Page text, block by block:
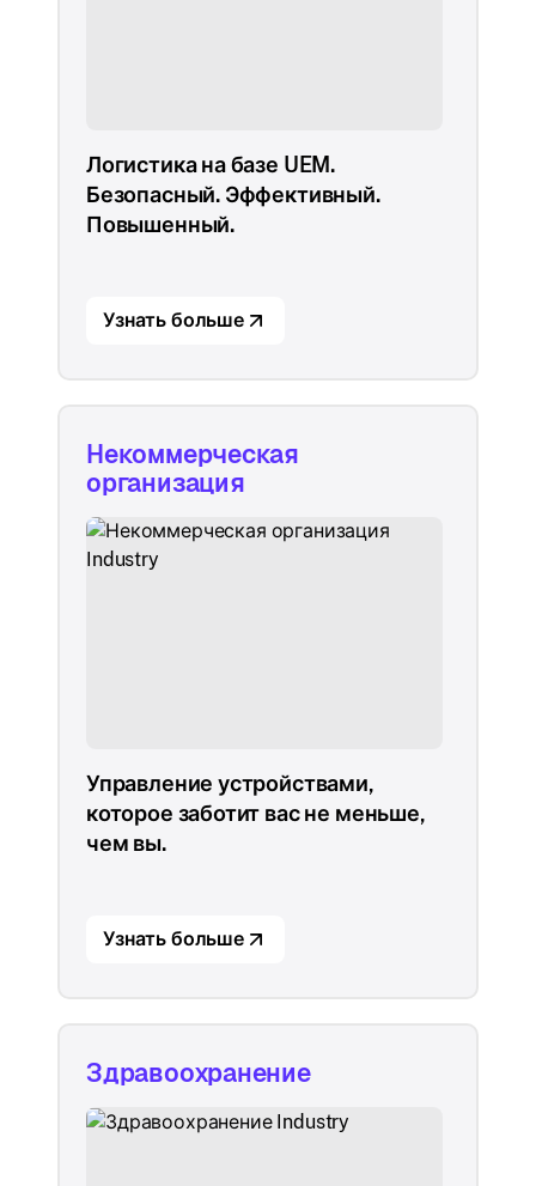
Логистика на базе UEM.
Безопасный. Эффективный.
Повышенный.
Узнать больше
Некоммерческая
организация
Управление устройствами,
которое заботит вас не меньше,
чем вы.
Узнать больше
Здравоохранение